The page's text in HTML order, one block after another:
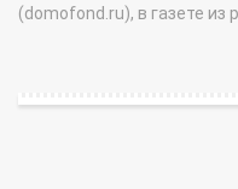
(domofond.ru), в газете из